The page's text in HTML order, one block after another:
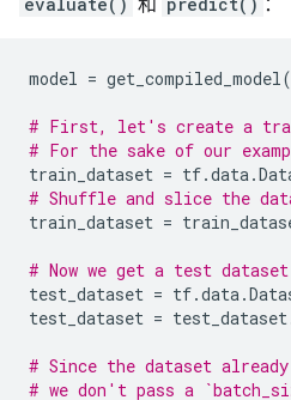
model = get_compiled_model
# First, let's create a
# For the sake of our
train_dataset = tf.data.
# Shuffle and slice the
train_dataset =
# Now we get a test
test_dataset = tf.data.
test_dataset = test_dataset
# Since the dataset
# we don't pass a